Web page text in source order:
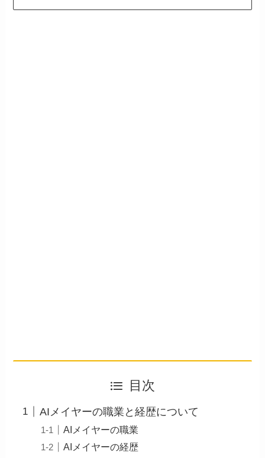
目次
AIメイヤーの職業と経歴について
AIメイヤーの職業
AIメイヤーの経歴